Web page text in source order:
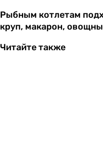
Рыбным котлетам
круп, макарон,
Читайте также